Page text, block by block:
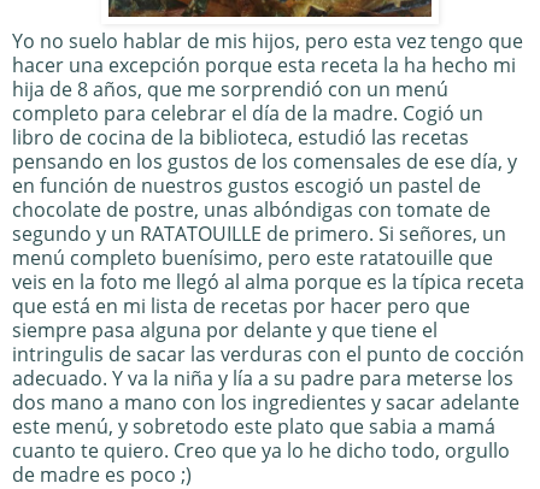
Yo no suelo hablar de mis hijos, pero esta vez tengo que
hacer una excepción porque esta receta la ha hecho mi
hija de 8 años, que me sorprendió con un menú
completo para celebrar el día de la madre. Cogió un
libro de cocina de la biblioteca, estudió las recetas
pensando en los gustos de los comensales de ese día, y
en función de nuestros gustos escogió un pastel de
chocolate de postre, unas albóndigas con tomate de
segundo y un RATATOUILLE de primero. Si señores, un
menú completo buenísimo, pero este ratatouille que
veis en la foto me llegó al alma porque es la típica receta
que está en mi lista de recetas por hacer pero que
siempre pasa alguna por delante y que tiene el
intringulis de sacar las verduras con el punto de cocción
adecuado. Y va la niña y lía a su padre para meterse los
dos mano a mano con los ingredientes y sacar adelante
este menú, y sobretodo este plato que sabia a mamá
cuanto te quiero. Creo que ya lo he dicho todo, orgullo
de madre es poco ;)